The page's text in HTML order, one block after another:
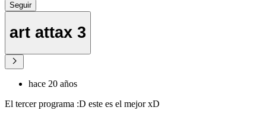
Seguir
art attax 3
hace 20 años
El tercer programa :D este es el mejor xD